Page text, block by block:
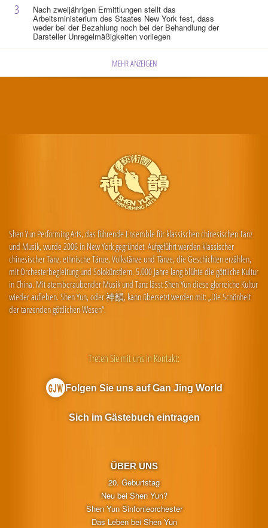
3 Nach zweijährigen Ermittlungen stellt das
Arbeitsministerium des Staates New York fest, dass
weder bei der Bezahlung noch bei der Behandlung der
Darsteller Unregelmäßigkeiten vorliegen
MEHR ANZEIGEN
Shen Yun Performing Arts, das führende Ensemble für klassischen chinesischen Tanz
und Musik, wurde 2006 in New York gegründet. Aufgeführt werden klassischer
chinesischer Tanz, ethnische Tänze, Volkstänze und Tänze, die Geschichten erzählen,
mit Orchesterbegleitung und Solokünstlern. 5.000 Jahre lang blühte die göttliche Kultur
in China. Mit atemberaubender Musik und Tanz lässt Shen Yun diese glorreiche Kultur
wieder aufleben. Shen Yun, oder 神韻, kann übersetzt werden mit: „Die Schönheit
der tanzenden göttlichen Wesen“.
ÜBER UNS
20. Geburtstag
Neu bei Shen Yun?
Shen Yun Sinfonieorchester
Das Leben bei Shen Yun
Treten Sie mit uns in Kontakt:
Folgen Sie uns auf Gan Jing World
Sich im Gästebuch eintragen